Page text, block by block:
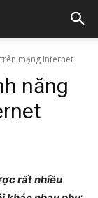
mạng Internet
năng
rất nhiều